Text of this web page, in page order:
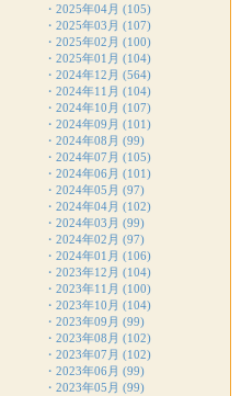
・ 2025年04月 (105)
・ 2025年03月 (107)
・ 2025年02月 (100)
・ 2025年01月 (104)
・ 2024年12月 (564)
・ 2024年11月 (104)
・ 2024年10月 (107)
・ 2024年09月 (101)
・ 2024年08月 (99)
・ 2024年07月 (105)
・ 2024年06月 (101)
・ 2024年05月 (97)
・ 2024年04月 (102)
・ 2024年03月 (99)
・ 2024年02月 (97)
・ 2024年01月 (106)
・ 2023年12月 (104)
・ 2023年11月 (100)
・ 2023年10月 (104)
・ 2023年09月 (99)
・ 2023年08月 (102)
・ 2023年07月 (102)
・ 2023年06月 (99)
・ 2023年05月 (99)